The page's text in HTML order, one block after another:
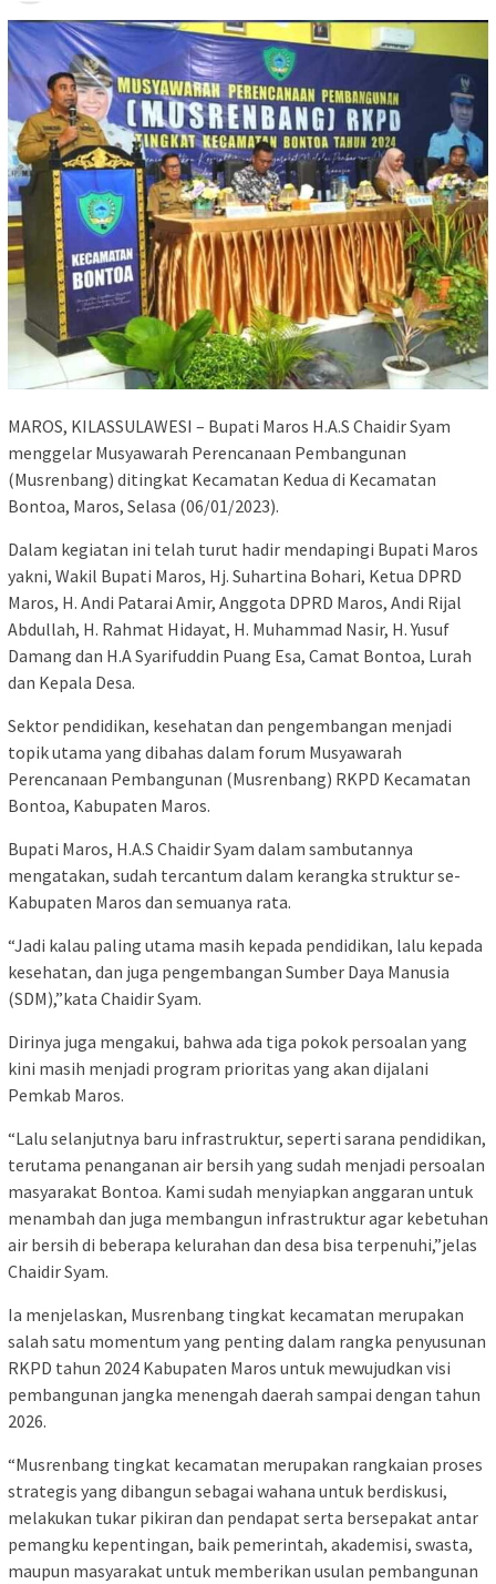
MAROS, KILASSULAWESI – Bupati Maros H.A.S Chaidir Syam
menggelar Musyawarah Perencanaan Pembangunan
(Musrenbang) ditingkat Kecamatan Kedua di Kecamatan
Bontoa, Maros, Selasa (06/01/2023).
Dalam kegiatan ini telah turut hadir mendapingi Bupati Maros
yakni, Wakil Bupati Maros, Hj. Suhartina Bohari, Ketua DPRD
Maros, H. Andi Patarai Amir, Anggota DPRD Maros, Andi Rijal
Abdullah, H. Rahmat Hidayat, H. Muhammad Nasir, H. Yusuf
Damang dan H.A Syarifuddin Puang Esa, Camat Bontoa, Lurah
dan Kepala Desa.
Sektor pendidikan, kesehatan dan pengembangan menjadi
topik utama yang dibahas dalam forum Musyawarah
Perencanaan Pembangunan (Musrenbang) RKPD Kecamatan
Bontoa, Kabupaten Maros.
Bupati Maros, H.A.S Chaidir Syam dalam sambutannya
mengatakan, sudah tercantum dalam kerangka struktur se-
Kabupaten Maros dan semuanya rata.
“Jadi kalau paling utama masih kepada pendidikan, lalu kepada
kesehatan, dan juga pengembangan Sumber Daya Manusia
(SDM),”kata Chaidir Syam.
Dirinya juga mengakui, bahwa ada tiga pokok persoalan yang
kini masih menjadi program prioritas yang akan dijalani
Pemkab Maros.
“Lalu selanjutnya baru infrastruktur, seperti sarana pendidikan,
terutama penanganan air bersih yang sudah menjadi persoalan
masyarakat Bontoa. Kami sudah menyiapkan anggaran untuk
menambah dan juga membangun infrastruktur agar kebetuhan
air bersih di beberapa kelurahan dan desa bisa terpenuhi,”jelas
Chaidir Syam.
Ia menjelaskan, Musrenbang tingkat kecamatan merupakan
salah satu momentum yang penting dalam rangka penyusunan
RKPD tahun 2024 Kabupaten Maros untuk mewujudkan visi
pembangunan jangka menengah daerah sampai dengan tahun
2026.
“Musrenbang tingkat kecamatan merupakan rangkaian proses
strategis yang dibangun sebagai wahana untuk berdiskusi,
melakukan tukar pikiran dan pendapat serta bersepakat antar
pemangku kepentingan, baik pemerintah, akademisi, swasta,
maupun masyarakat untuk memberikan usulan pembangunan